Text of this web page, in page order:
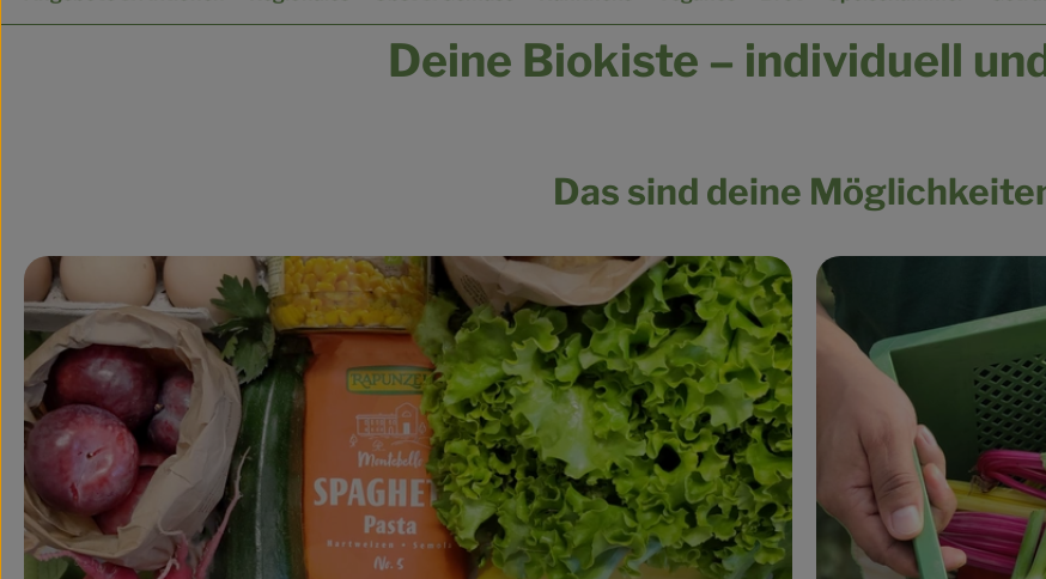
Deine Biokiste – individuell
Das sind deine